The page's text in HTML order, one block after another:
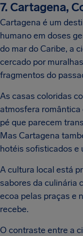
7. Cartagena,
Cartagena é um
humano em doses
do mar do Caribe, a
cercado por
fragmentos do
As casas coloridas
atmosfera romântica
pé que parecem
Mas Cartagena
hotéis sofisticados e
A cultura local está
sabores da culinária
ecoa pelas praças e
recebe.
O contraste entre a